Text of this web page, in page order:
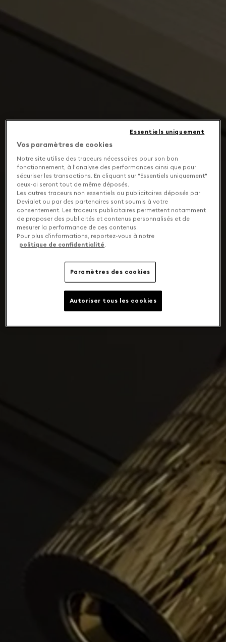
Vos paramètres de cookies
Notre site utilise des traceurs nécessaires pour son bon
fonctionnement, à l'analyse des performances ainsi que pour
sécuriser les transactions. En cliquant sur "Essentiels uniquement"
ceux-ci seront tout de même déposés.
Les autres traceurs non essentiels ou publicitaires déposés par
Devialet ou par des partenaires sont soumis à votre
consentement. Les traceurs publicitaires permettent notamment
de proposer des publicités et contenus personnalisés et de
mesurer la performance de ces contenus.
Pour plus d’informations, reportez-vous à notre
politique de confidentialité.
Paramètres des cookies
Essentiels uniquement
Autoriser tous les cookies